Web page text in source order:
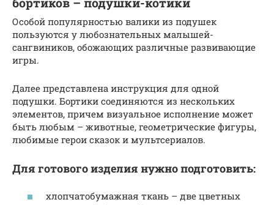
Особой популярностью валики из подушек
пользуются у любознательных малышей-
сангвиников, обожающих различные развивающие
игры.
Далее представлена инструкция для одной
подушки. Бортики соединяются из нескольких
элементов, причем визуальное исполнение может
быть любым – животные, геометрические фигуры,
любимые герои сказок и мультсериалов.
Для готового изделия нужно подготовить:
хлопчатобумажная ткань – две цветных